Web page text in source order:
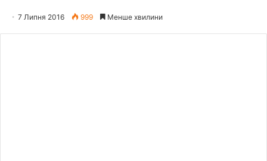
7 Липня 2016 999 Менше хвилини